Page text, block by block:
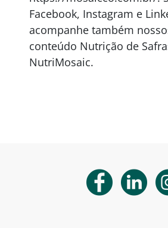
Facebook, Instagram e
acompanhe também
conteúdo Nutrição de
NutriMosaic.